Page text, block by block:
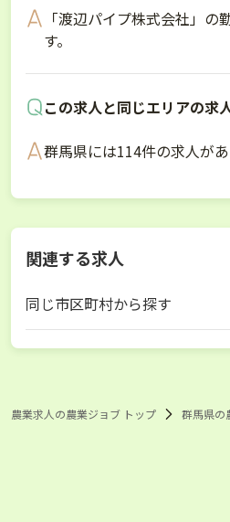
「渡辺パイプ株式会社」の
す。
この求人と同じエリアの求
群馬県には114件の求人があ
関連する求人
同じ市区町村から探す
農業求人の農業ジョブ トップ 群馬県の